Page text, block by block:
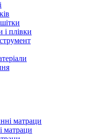
і плівки
матраци
матраци